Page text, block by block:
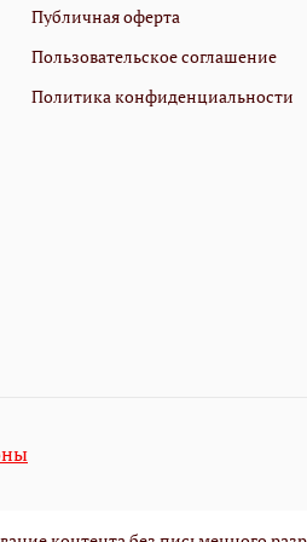
Публичная оферта
Пользовательское соглашение
Политика конфиденциальности